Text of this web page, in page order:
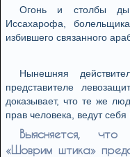
Огонь и столбы
Иссахарофа,
избившего связанного
Нынешняя
представителе
доказывает, что те же
прав человека, ведут себя
Выясняется, что
«Шоврим штика»